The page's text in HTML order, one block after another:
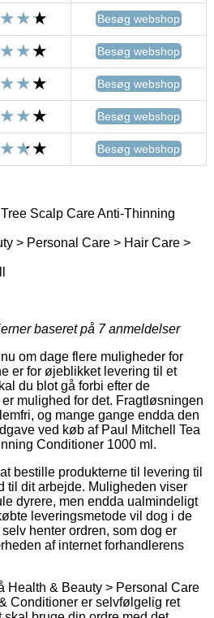
Besøg webshop
Besøg webshop
Besøg webshop
Besøg webshop
Besøg webshop
Scalp Care Anti-Thinning
> Personal Care > Hair Care >
baseret på 7anmeldelser
om dage flere muligheder for
er for øjeblikket levering til et
du blot gå forbi efter de
mulighed for det. Fragtløsningen
og mange gange endda den
ved køb af Paul Mitchell Tea
Conditioner 1000 ml.
bestille produkterne til levering til
til dit arbejde. Muligheden viser
dyrere, men endda ualmindeligt
leveringsmetode vil dog i de
henter ordren, som dog er
af internet forhandlerens
Health & Beauty > Personal Care
Conditioner er selvfølgelig ret